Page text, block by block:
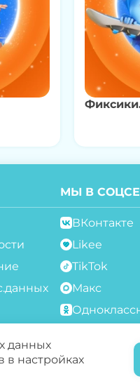
МЫ В
ВКонтакте
Likee
TikTok
Макс
данных
в настройках